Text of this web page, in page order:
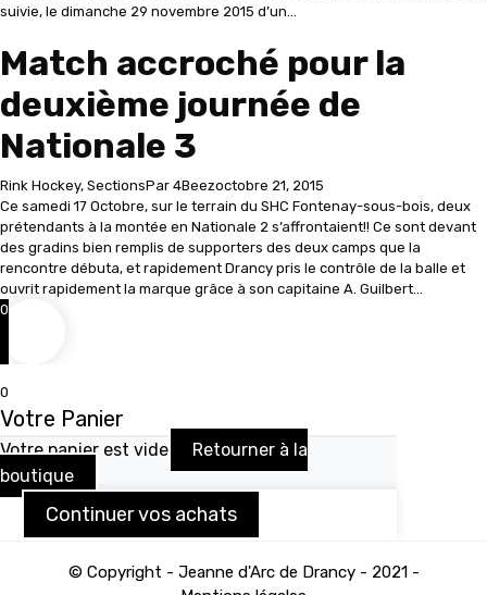
suivie, le dimanche 29 novembre 2015 d’un…
Match accroché pour la
deuxième journée de
Nationale 3
Rink Hockey, SectionsPar 4Beezoctobre 21, 2015
Ce samedi 17 Octobre, sur le terrain du SHC Fontenay-sous-bois, deux
prétendants à la montée en Nationale 2 s’affrontaient!! Ce sont devant
des gradins bien remplis de supporters des deux camps que la
rencontre débuta, et rapidement Drancy pris le contrôle de la balle et
ouvrit rapidement la marque grâce à son capitaine A. Guilbert…
Go
0
0
Votre Panier
Votre panier est vide
Retourner à la
boutique
Continuer vos achats
© Copyright - Jeanne d'Arc de Drancy - 2021 -